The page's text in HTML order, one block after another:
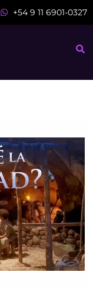
+54 9 11 6901-0327